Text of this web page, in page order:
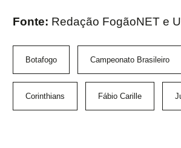
Fonte: Redação FogãoNET e
Botafogo Campeonato Brasileiro
Corinthians Fábio Carille